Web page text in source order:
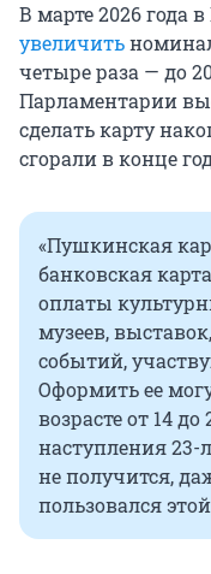
В марте 2026 года
увеличить
четыре раза — до
Парламентарии
сделать карту
сгорали в конце
«Пушкинская
банковская
оплаты
музеев,
событий,
Оформить ее
возрасте от 14
наступления 23-
не получится,
пользовался